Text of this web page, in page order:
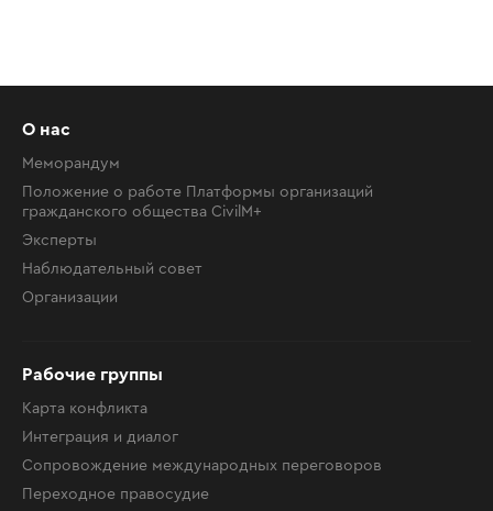
О нас
Меморандум
Положение о работе Платформы организаций
гражданского общества CivilM+
Эксперты
Наблюдательный совет
Организации
Рабочие группы
Карта конфликта
Интеграция и диалог
Сопровождение международных переговоров
Переходное правосудие